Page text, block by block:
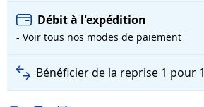
Débit à l'expédition
- Voir tous nos modes de paiement
Bénéficier de la reprise 1 pour 1